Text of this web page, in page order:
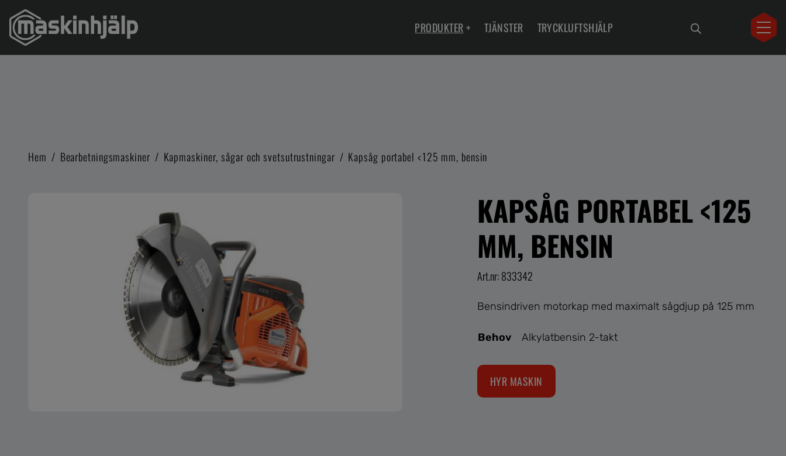
PRODUKTER+ TJÄNSTER TRYCKLUFTSHJÄLP
Hem / Bearbetningsmaskiner / Kapmaskiner, sågar och svetsutrustningar / Kapsåg portabel <125 mm, bensin
KAPSÅG PORTABEL <125
MM, BENSIN
Art.nr: 833342
Bensindriven motorkap med maximalt sågdjup på 125 mm
Behov Alkylatbensin 2-takt
HYR MASKIN